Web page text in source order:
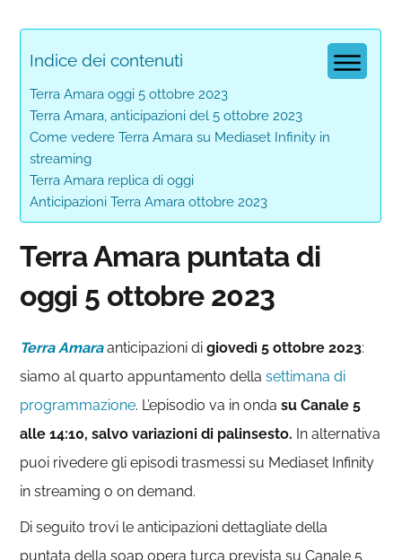
Indice dei contenuti
Terra Amara oggi 5 ottobre 2023
Terra Amara, anticipazioni del 5 ottobre 2023
Come vedere Terra Amara su Mediaset Infinity in
streaming
Terra Amara replica di oggi
Anticipazioni Terra Amara ottobre 2023
Terra Amara puntata di
oggi 5 ottobre 2023
Terra Amaraanticipazioni di giovedì 5 ottobre 2023:
siamo al quarto appuntamento dellasettimana di
programmazione. L’episodio va in ondasu Canale 5
alle 14:10, salvo variazioni di palinsesto. In alternativa
puoi rivedere gli episodi trasmessi su Mediaset Infinity
in streaming o on demand.
Di seguito trovi le anticipazioni dettagliate della
puntata della soap opera turca prevista su Canale 5